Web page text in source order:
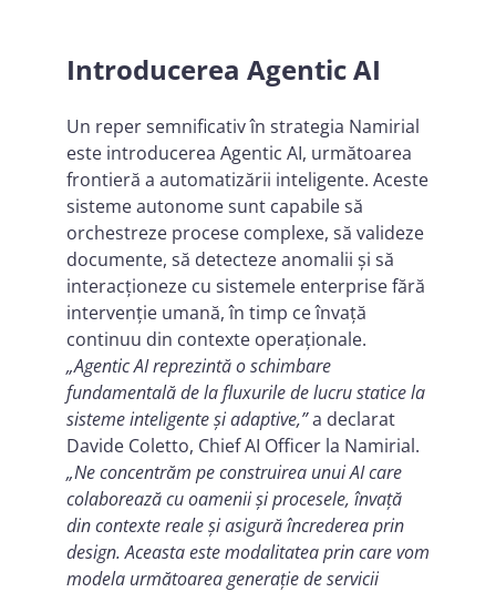
Introducerea Agentic AI
Un reper semnificativ în strategia Namirial
este introducerea Agentic AI, următoarea
frontieră a automatizării inteligente. Aceste
sisteme autonome sunt capabile să
orchestreze procese complexe, să valideze
documente, să detecteze anomalii și să
interacționeze cu sistemele enterprise fără
intervenție umană, în timp ce învață
continuu din contexte operaționale.
„Agentic AI reprezintă o schimbare
fundamentală de la fluxurile de lucru statice la
sisteme inteligente și adaptive,”a declarat
Davide Coletto, Chief AI Officer la Namirial.
„Ne concentrăm pe construirea unui AI care
colaborează cu oamenii și procesele, învață
din contexte reale și asigură încrederea prin
design. Aceasta este modalitatea prin care vom
modela următoarea generație de servicii